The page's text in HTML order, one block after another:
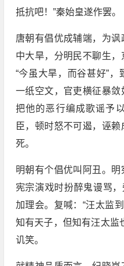
抵抗吧！”秦始皇遂作罢。
唐朝有倡优成辅端，为
中大旱，分明民不聊生，
“今虽大旱，而谷甚好”
一纸空文，官吏横征暴敛
把他的恶行编成歌谣予
臣，顿时怒不可遏，诬
死。
明朝有个倡优叫阿丑。
宪宗演戏时扮醉鬼谩骂
加理会。复喊：“汪太监
知有天子，但知有汪太监
讥笑。